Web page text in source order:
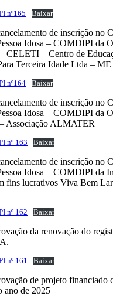
nº165 Baixar
de inscrição no
Idosa – COMDIPI da
CELETI – Centro de
Terceira Idade Ltda – ME
nº164 Baixar
de inscrição no
Idosa – COMDIPI da
Associação ALMATER
nº 163 Baixar
de inscrição no
Idosa – COMDIPI da
fins lucrativos Viva Bem
nº 162 Baixar
da renovação do
nº 161 Baixar
de projeto financiado
ano de 2025